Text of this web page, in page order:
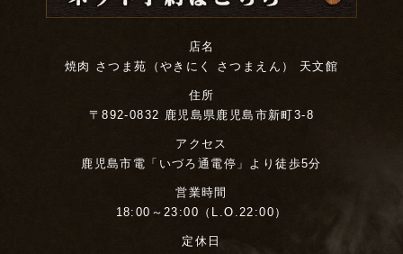
店名
焼肉 さつま苑（やきにく さつまえん） 天文館
住所
〒892-0832 鹿児島県鹿児島市新町3-8
アクセス
鹿児島市電「いづろ通電停」より徒歩5分
営業時間
18:00～23:00（L.O.22:00）
定休日